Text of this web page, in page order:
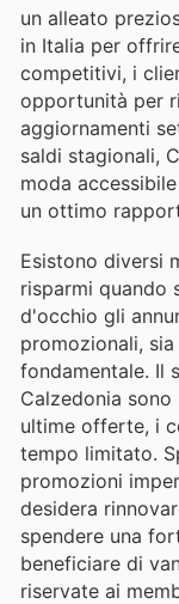
un alleato
in Italia per
competitivi, i
opportunità per
aggiornamenti
saldi stagionali,
moda
un ottimo
Esistono diversi
risparmi quando
d'occhio gli
promozionali,
fondamentale. Il
Calzedonia
ultime offerte, i
tempo limitato.
promozioni
desidera
spendere una
beneficiare di
riservate ai